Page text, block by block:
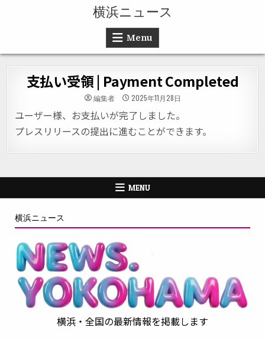
横浜ニュース
Menu
支払い受領 | Payment Completed
編集者 2025年11月28日
ユーザー様、お支払いが完了しました。
プレスリリースの提出に進むことができます。
MENU
横浜ニュース
横浜・全国の最新情報を掲載します